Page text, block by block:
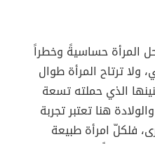
المرأة حساسيةً وخطراً
ترتاح المرأة طوال
الذي حملته تسعة
هنا تعتبر تجربة
فلكلّ امرأة طبيعة